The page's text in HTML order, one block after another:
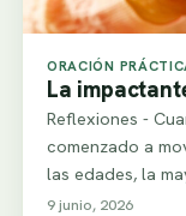
ORACIÓN
La
Reflexiones -
comenzado a
las edades, la
9 junio, 2026